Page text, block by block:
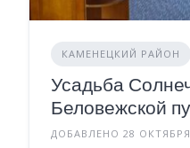
КАМЕНЕЦКИЙ РАЙОН
Усадьба
Беловежской
ДОБАВЛЕНО 28